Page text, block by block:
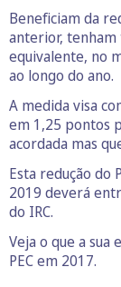
Beneficiam da
anterior, tenham
equivalente, no
ao longo do ano.
A medida visa
em 1,25 pontos
acordada mas
Esta redução do
2019 deverá
do IRC.
Veja o que a sua
PEC em 2017.